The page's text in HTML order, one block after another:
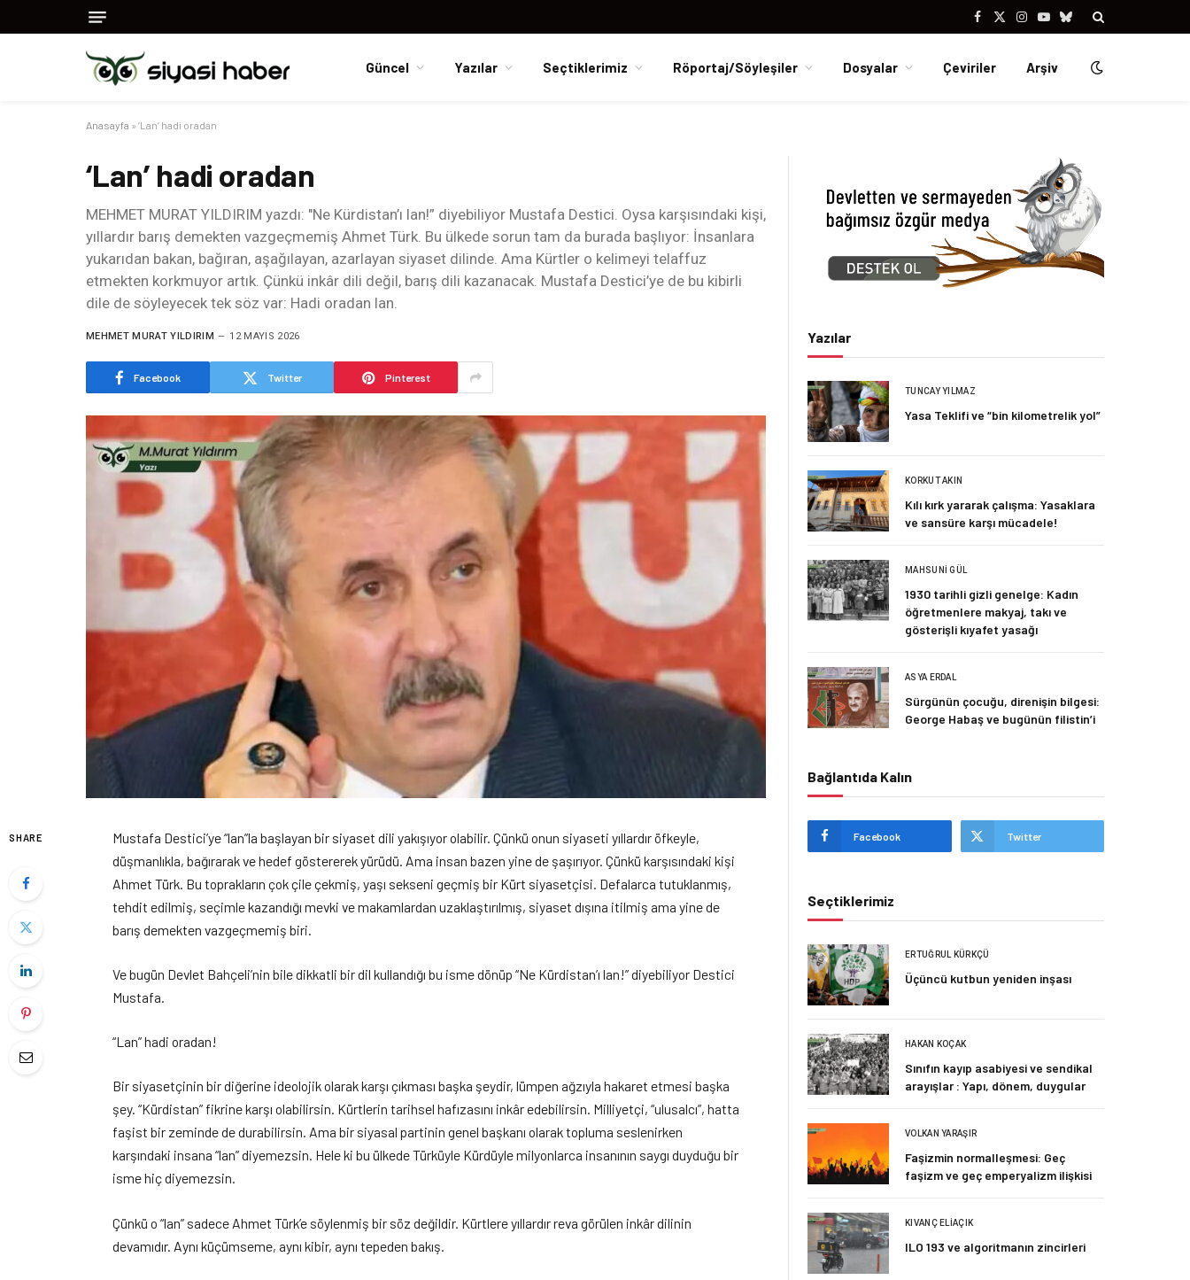
Facebook
X
Instagram
YouTubeBluesky
Güncel Yazılar Seçtiklerimiz Röportaj/Söyleşiler Dosyalar Çeviriler Arşiv
Anasayfa » ‘Lan’ hadi oradan
‘Lan’ hadi oradan
MEHMET MURAT YILDIRIM yazdı: "Ne Kürdistan’ı lan!” diyebiliyor Mustafa Destici. Oysa karşısındaki kişi,
yıllardır barış demekten vazgeçmemiş Ahmet Türk. Bu ülkede sorun tam da burada başlıyor: İnsanlara
yukarıdan bakan, bağıran, aşağılayan, azarlayan siyaset dilinde. Ama Kürtler o kelimeyi telaffuz
etmekten korkmuyor artık. Çünkü inkâr dili değil, barış dili kazanacak. Mustafa Destici’ye de bu kibirli
dile de söyleyecek tek söz var: Hadi oradan lan.
MEHMET MURAT YILDIRIM 12 MAYIS 2026
Facebook Twitter Pinterest
SHARE
Mustafa Destici’ye “lan”la başlayan bir siyaset dili yakışıyor olabilir. Çünkü onun siyaseti yıllardır öfkeyle,
düşmanlıkla, bağırarak ve hedef göstererek yürüdü. Ama insan bazen yine de şaşırıyor. Çünkü karşısındaki kişi
Ahmet Türk. Bu toprakların çok çile çekmiş, yaşı sekseni geçmiş bir Kürt siyasetçisi. Defalarca tutuklanmış,
tehdit edilmiş, seçimle kazandığı mevki ve makamlardan uzaklaştırılmış, siyaset dışına itilmiş ama yine de
barış demekten vazgeçmemiş biri.
Ve bugün Devlet Bahçeli’nin bile dikkatli bir dil kullandığı bu isme dönüp “Ne Kürdistan’ı lan!” diyebiliyor Destici
Mustafa.
“Lan” hadi oradan!
Bir siyasetçinin bir diğerine ideolojik olarak karşı çıkması başka şeydir, lümpen ağzıyla hakaret etmesi başka
şey. “Kürdistan” fikrine karşı olabilirsin. Kürtlerin tarihsel hafızasını inkâr edebilirsin. Milliyetçi, “ulusalcı”, hatta
faşist bir zeminde de durabilirsin. Ama bir siyasal partinin genel başkanı olarak topluma seslenirken
karşındaki insana “lan” diyemezsin. Hele ki bu ülkede Türküyle Kürdüyle milyonlarca insanının saygı duyduğu bir
isme hiç diyemezsin.
Çünkü o “lan” sadece Ahmet Türk’e söylenmiş bir söz değildir. Kürtlere yıllardır reva görülen inkâr dilinin
devamıdır. Aynı küçümseme, aynı kibir, aynı tepeden bakış.
Yazılar
TUNCAY YILMAZ
Yasa Teklifi ve “bin kilometrelik yol”
KORKUT AKIN
Kılı kırk yararak çalışma: Yasaklara
ve sansüre karşı mücadele!
MAHSUNI GÜL
1930 tarihli gizli genelge: Kadın
öğretmenlere makyaj, takı ve
gösterişli kıyafet yasağı
ASYA ERDAL
Sürgünün çocuğu, direnişin bilgesi:
George Habaş ve bugünün filistin’i
Bağlantıda Kalın
Facebook Twitter
Seçtiklerimiz
ERTUĞRUL KÜRKÇÜ
Üçüncü kutbun yeniden inşası
HAKAN KOÇAK
Sınıfın kayıp asabiyesi ve sendikal
arayışlar : Yapı, dönem, duygular
VOLKAN YARAŞIR
Faşizmin normalleşmesi: Geç
faşizm ve geç emperyalizm ilişkisi
KIVANÇ ELIAÇIK
ILO 193 ve algoritmanın zincirleri